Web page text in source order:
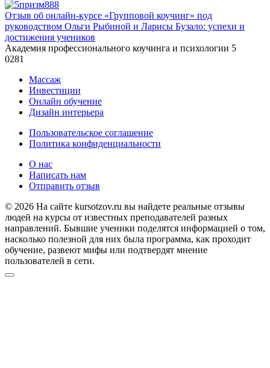
Отзыв об онлайн-курсе «Групповой коучинг» под
руководством Ольги Рыбиной и Ларисы Бузало: успехи и
достижения учеников
Академия профессионального коучинга и психологии 5
0281
Массаж
Инвестиции
Онлайн обучение
Дизайн интерьера
Пользовательское соглашение
Политика конфиденциальности
О нас
Написать нам
Отправить отзыв
© 2026 На сайте kursotzov.ru вы найдете реальные отзывы
людей на курсы от известных преподавателей разных
направлений. Бывшие ученики поделятся информацией о том,
насколько полезной для них была программа, как проходит
обучение, развеют мифы или подтвердят мнение
пользователей в сети.